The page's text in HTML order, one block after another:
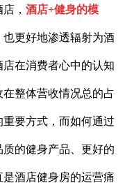
， 酒店+健身的模
更好地渗透辐射为酒
在消费者心中的认知
整体营收情况总的占
要方式，而如何通过
的健身产品、更好的
酒店健身房的运营痛